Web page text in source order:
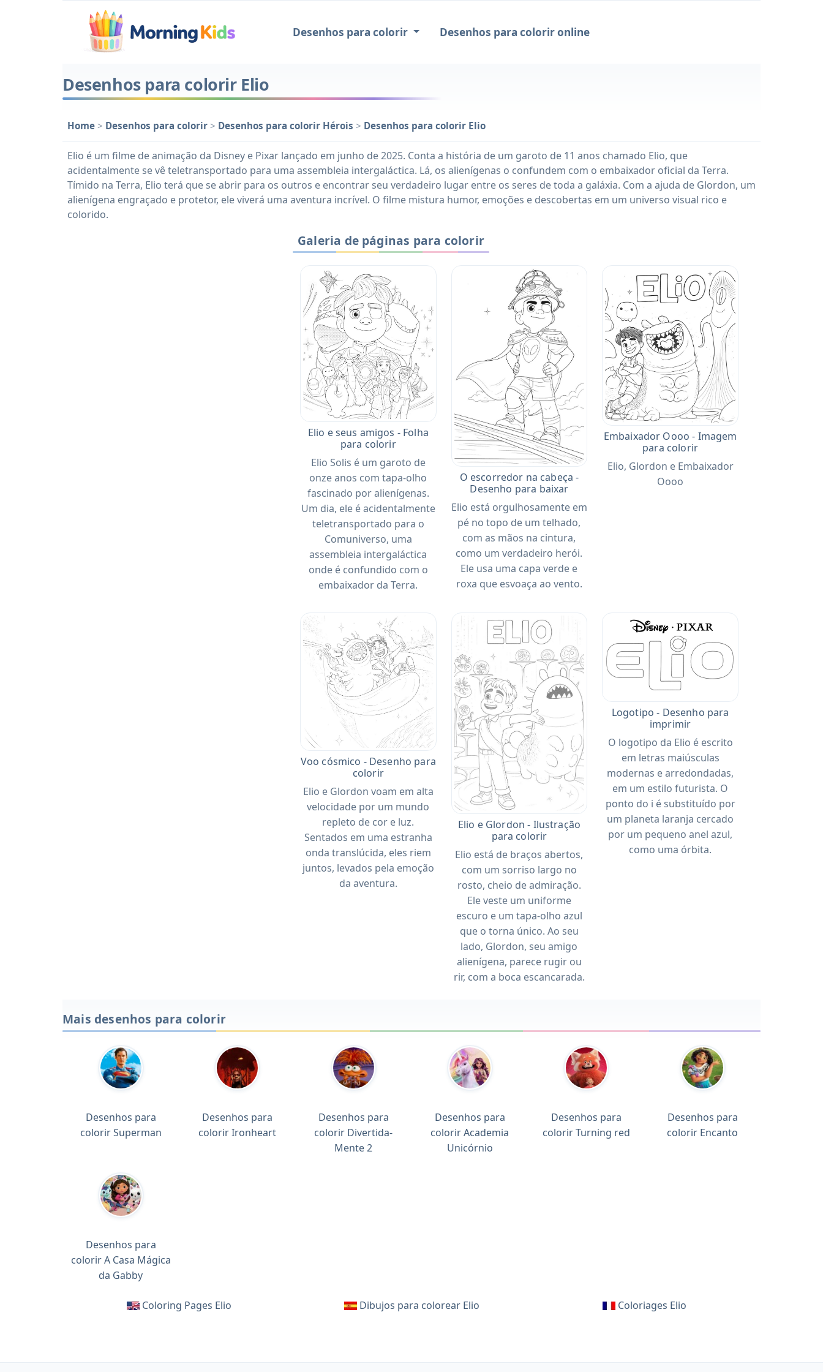
Desenhos para colorir Desenhos para colorir online
Desenhos para colorir Elio
Home > Desenhos para colorir > Desenhos para colorir Hérois > Desenhos para colorir Elio
Elio é um filme de animação da Disney e Pixar lançado em junho de 2025. Conta a história de um garoto de 11 anos chamado Elio, que
acidentalmente se vê teletransportado para uma assembleia intergaláctica. Lá, os alienígenas o confundem com o embaixador oficial da Terra.
Tímido na Terra, Elio terá que se abrir para os outros e encontrar seu verdadeiro lugar entre os seres de toda a galáxia. Com a ajuda de Glordon, um
alienígena engraçado e protetor, ele viverá uma aventura incrível. O filme mistura humor, emoções e descobertas em um universo visual rico e
colorido.
Galeria de páginas para colorir
Elio e seus amigos - Folha
para colorir
Elio Solis é um garoto de
onze anos com tapa-olho
fascinado por alienígenas.
Um dia, ele é acidentalmente
teletransportado para o
Comuniverso, uma
assembleia intergaláctica
onde é confundido com o
embaixador da Terra.
O escorredor na cabeça -
Desenho para baixar
Elio está orgulhosamente em
pé no topo de um telhado,
com as mãos na cintura,
como um verdadeiro herói.
Ele usa uma capa verde e
roxa que esvoaça ao vento.
Embaixador Oooo - Imagem
para colorir
Elio, Glordon e Embaixador
Oooo
Voo cósmico - Desenho para
colorir
Elio e Glordon voam em alta
velocidade por um mundo
repleto de cor e luz.
Sentados em uma estranha
onda translúcida, eles riem
juntos, levados pela emoção
da aventura.
Elio e Glordon - Ilustração
para colorir
Elio está de braços abertos,
com um sorriso largo no
rosto, cheio de admiração.
Ele veste um uniforme
escuro e um tapa-olho azul
que o torna único. Ao seu
lado, Glordon, seu amigo
alienígena, parece rugir ou
rir, com a boca escancarada.
Logotipo - Desenho para
imprimir
O logotipo da Elio é escrito
em letras maiúsculas
modernas e arredondadas,
em um estilo futurista. O
ponto do i é substituído por
um planeta laranja cercado
por um pequeno anel azul,
como uma órbita.
Mais desenhos para colorir
Desenhos para
colorir Superman
Desenhos para
colorir Ironheart
Desenhos para
colorir Divertida-
Mente 2
Desenhos para
colorir Academia
Unicórnio
Desenhos para
colorir Turning red
Desenhos para
colorir Encanto
Desenhos para
colorir A Casa Mágica
da Gabby
Coloring Pages Elio Dibujos para colorear Elio Coloriages Elio